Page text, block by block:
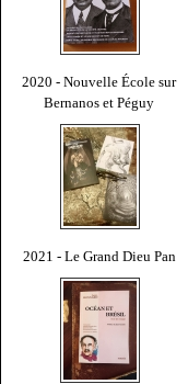
2020 - Nouvelle École sur
Bernanos et Péguy
2021 - Le Grand Dieu Pan